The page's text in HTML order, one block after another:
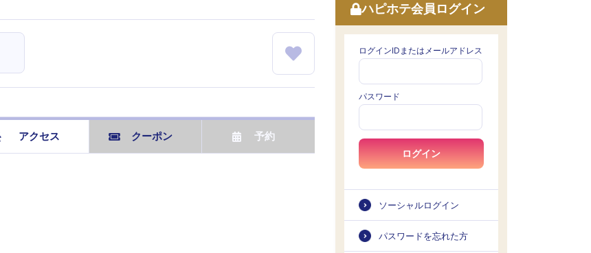
アクセス クーポン 予約
ハピホテ会員ログイン
ログインIDまたはメールアドレス
パスワード
ログイン
ソーシャルログイン
パスワードを忘れた方